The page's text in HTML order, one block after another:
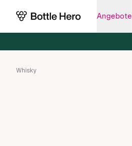
Angebote
Whisky